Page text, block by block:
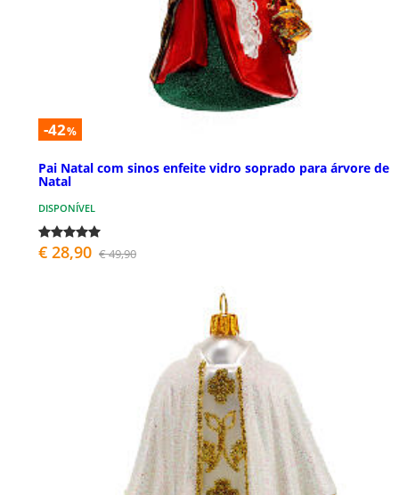
-42%
Pai Natal com sinos enfeite vidro soprado para árvore de
Natal
DISPONÍVEL
€ 28,90 € 49,90